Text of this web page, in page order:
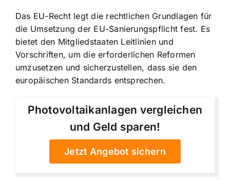
Das EU-Recht legt die rechtlichen Grundlagen für
die Umsetzung der EU-Sanierungspflicht fest. Es
bietet den Mitgliedstaaten Leitlinien und
Vorschriften, um die erforderlichen Reformen
umzusetzen und sicherzustellen, dass sie den
europäischen Standards entsprechen.
Photovoltaikanlagen vergleichen
und Geld sparen!
Jetzt Angebot sichern